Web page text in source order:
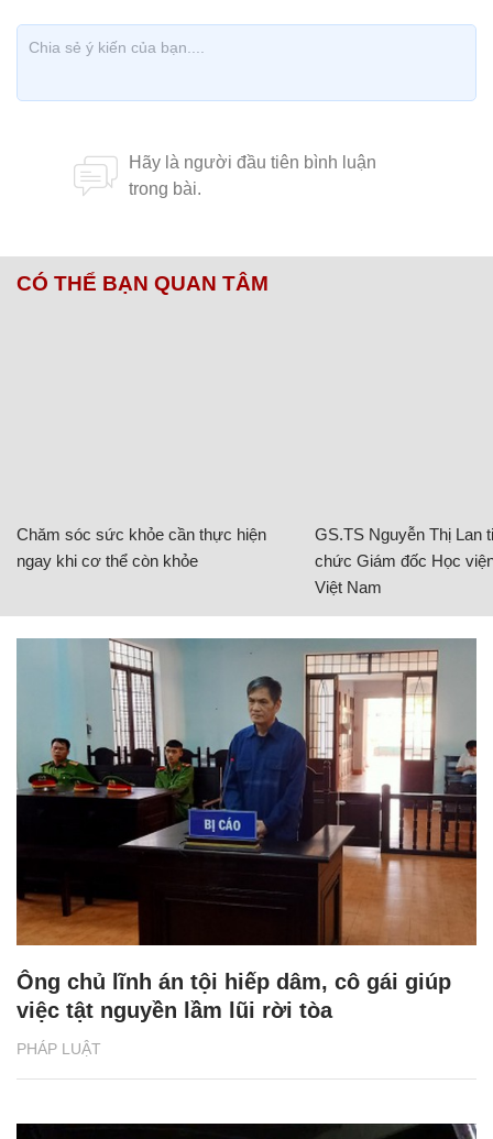
CÓ THỂ BẠN QUAN TÂM
Chăm sóc sức khỏe cần thực hiện
ngay khi cơ thể còn khỏe
GS.TS Nguyễn Thị Lan
chức Giám đốc Học
Việt Nam
PHÁP LUẬT
Ông chủ lĩnh án tội hiếp dâm, cô gái giúp
việc tật nguyền lầm lũi rời tòa